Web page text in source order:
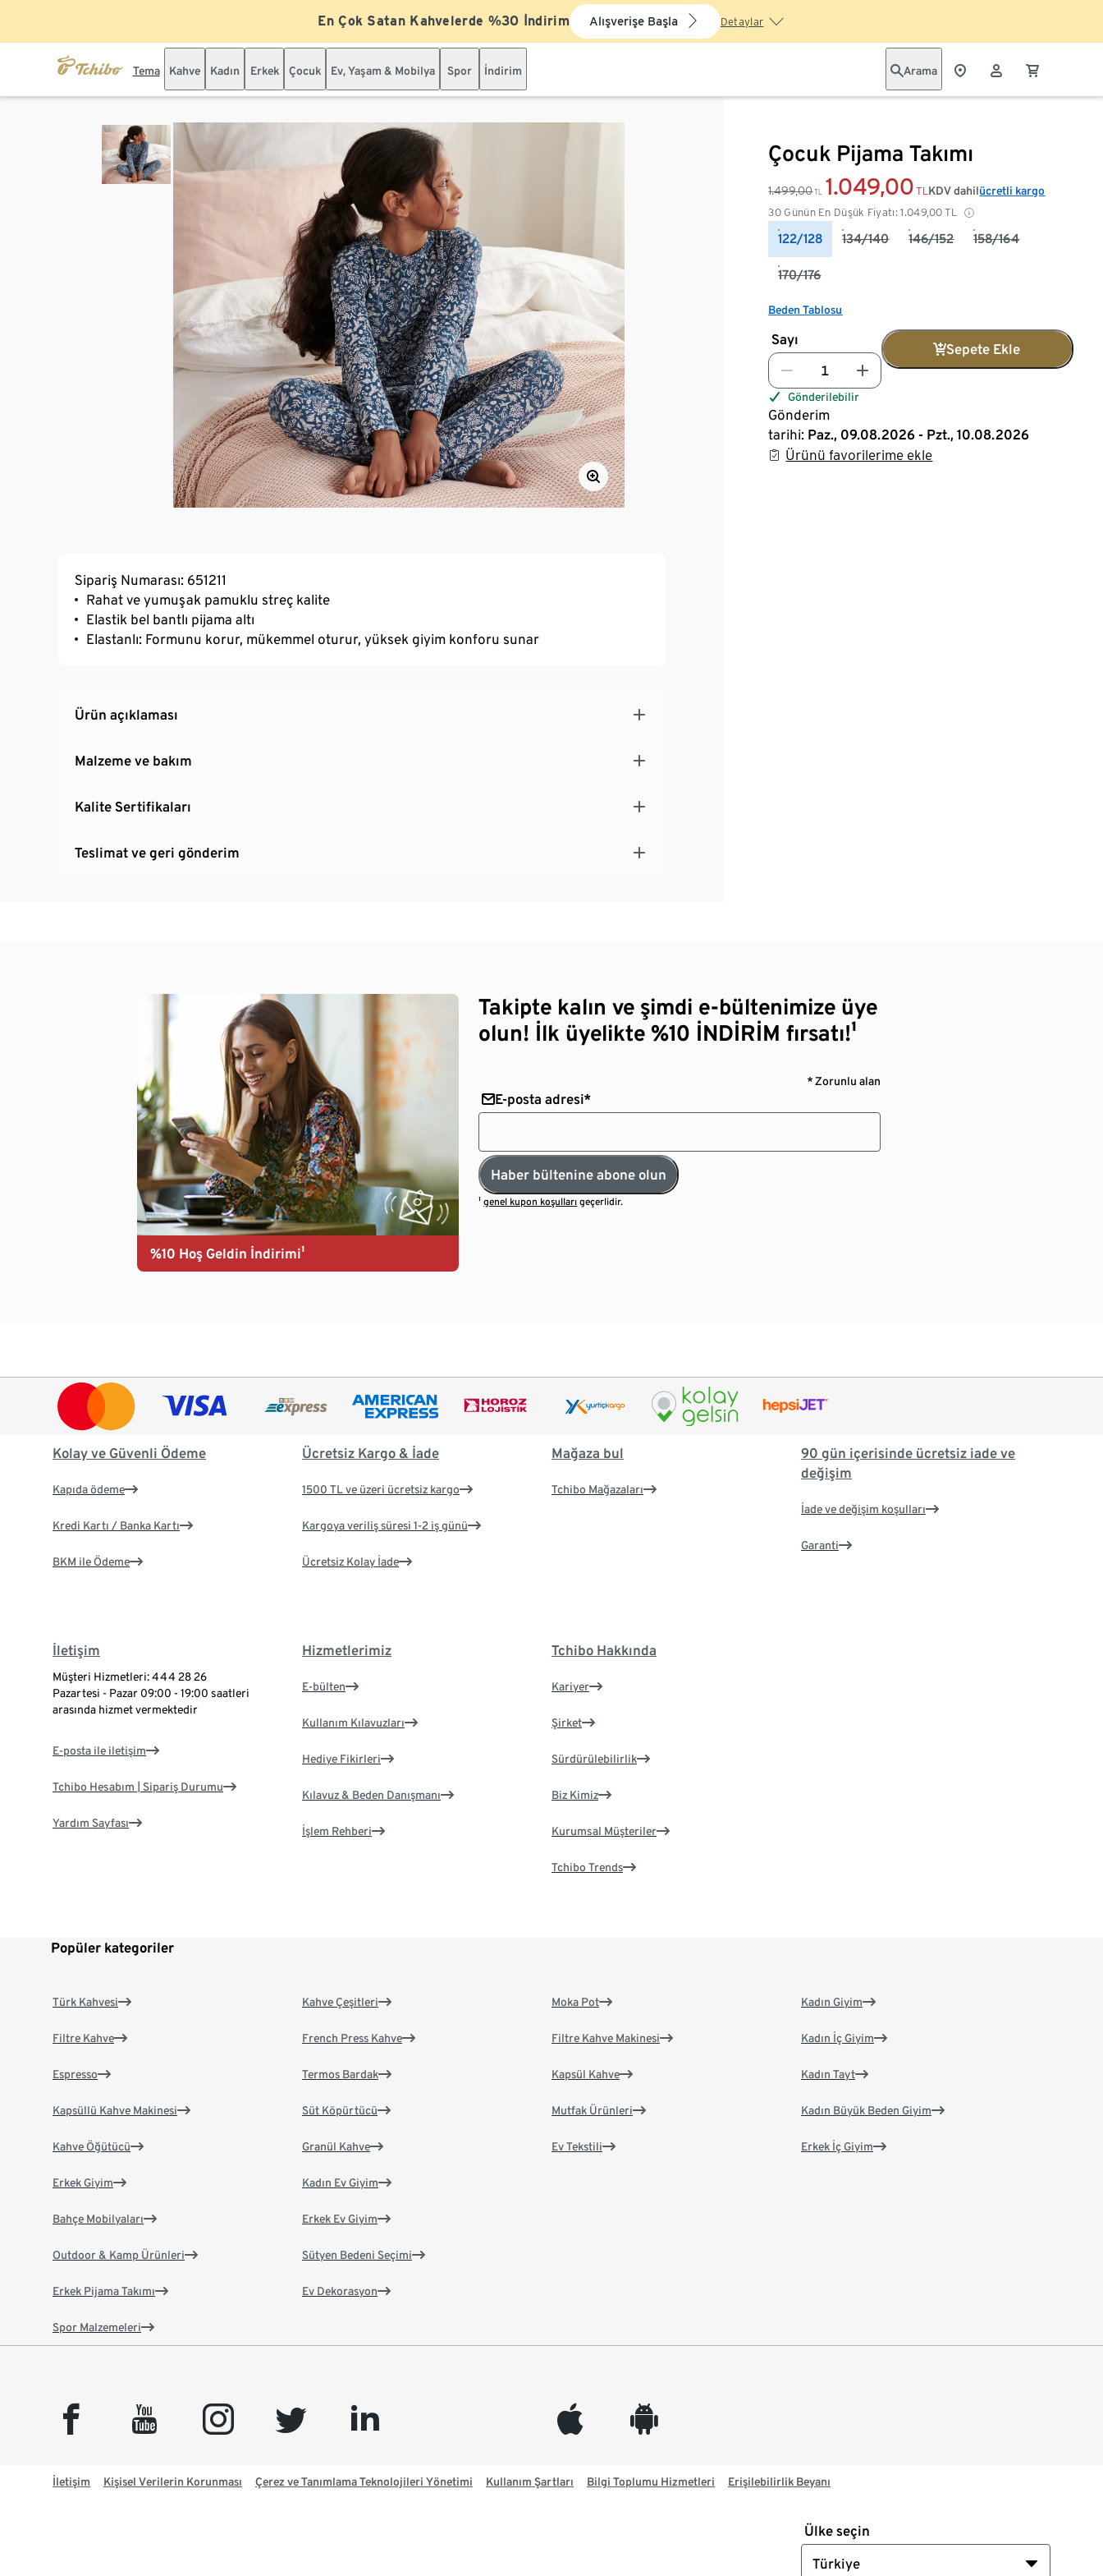
En Çok Satan Kahvelerde %30 İndirim Alışverişe Başla Detaylar
Tema Kahve Kadın Erkek Çocuk Ev, Yaşam & Mobilya Spor İndirim Arama
Çocuk Pijama Takımı
1.499,00 TL 1.049,00 TL
30 Günün En Düşük Fiyatı: 1.049,00 TL
KDV dahilücretli kargo
122/128 134/140 146/152 158/164
170/176
Beden Tablosu
Sayı
Sepete Ekle
Gönderilebilir
Gönderim
tarihi: Paz., 09.08.2026 - Pzt., 10.08.2026
Ürünü favorilerime ekle
Sipariş Numarası: 651211
Rahat ve yumuşak pamuklu streç kalite
Elastik bel bantlı pijama altı
Elastanlı: Formunu korur, mükemmel oturur, yüksek giyim konforu sunar
Ürün açıklaması
Malzeme ve bakım
Kalite Sertifikaları
Teslimat ve geri gönderim
%10 Hoş Geldin İndirimi¹
Takipte kalın ve şimdi e-bültenimize üye
olun! İlk üyelikte %10 İNDİRİM fırsatı!¹
* Zorunlu alan
E-posta adresi*
Haber bültenine abone olun
¹genel kupon koşulları geçerlidir.
Kolay ve Güvenli Ödeme
Kapıda ödeme
Kredi Kartı / Banka Kartı
BKM ile Ödeme
Ücretsiz Kargo & İade
1500 TL ve üzeri ücretsiz kargo
Kargoya veriliş süresi 1-2 iş günü
Ücretsiz Kolay İade
Mağaza bul
Tchibo Mağazaları
90 gün içerisinde ücretsiz iade ve
değişim
İade ve değişim koşulları
Garanti
İletişim
Müşteri Hizmetleri: 444 28 26
Pazartesi - Pazar 09:00 - 19:00 saatleri
arasında hizmet vermektedir
E-posta ile iletişim
Tchibo Hesabım | Sipariş Durumu
Yardım Sayfası
Hizmetlerimiz
E-bülten
Kullanım Kılavuzları
Hediye Fikirleri
Kılavuz & Beden Danışmanı
İşlem Rehberi
Tchibo Hakkında
Kariyer
Şirket
Sürdürülebilirlik
Biz Kimiz
Kurumsal Müşteriler
Tchibo Trends
Popüler kategoriler
Türk Kahvesi
Filtre Kahve
Espresso
Kapsüllü Kahve Makinesi
Kahve Öğütücü
Kahve Çeşitleri
French Press Kahve
Termos Bardak
Süt Köpürtücü
Granül Kahve
Moka Pot
Filtre Kahve Makinesi
Kapsül Kahve
Mutfak Ürünleri
Ev Tekstili
Kadın Giyim
Kadın İç Giyim
Kadın Tayt
Kadın Büyük Beden Giyim
Erkek İç Giyim
Erkek Giyim
Bahçe Mobilyaları
Outdoor & Kamp Ürünleri
Erkek Pijama Takımı
Spor Malzemeleri
Kadın Ev Giyim
Erkek Ev Giyim
Sütyen Bedeni Seçimi
Ev Dekorasyon
facebook youtube instagram twitter linkedin appleinc android
İletişim Kişisel Verilerin Korunması Çerez ve Tanımlama Teknolojileri Yönetimi Kullanım Şartları Bilgi Toplumu Hizmetleri Erişilebilirlik Beyanı
Ülke seçin
Türkiye